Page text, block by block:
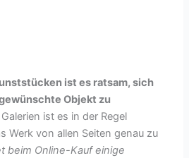
ist es ratsam, sich
Objekt zu
ist es in der Regel
Werk von allen Seiten genau zu
beim Online-Kauf einige